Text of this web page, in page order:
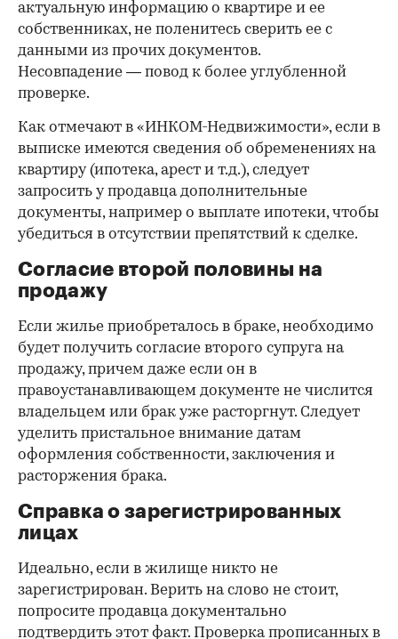
актуальную информацию о квартире и ее
собственниках, не поленитесь сверить ее с
данными из прочих документов.
Несовпадение — повод к более углубленной
проверке.
Как отмечают в «ИНКОМ-Недвижимости», если в
выписке имеются сведения об обременениях на
квартиру (ипотека, арест и т.д.), следует
запросить у продавца дополнительные
документы, например о выплате ипотеки, чтобы
убедиться в отсутствии препятствий к сделке.
Согласие второй половины на
продажу
Если жилье приобреталось в браке, необходимо
будет получить согласие второго супруга на
продажу, причем даже если он в
правоустанавливающем документе не числится
владельцем или брак уже расторгнут. Следует
уделить пристальное внимание датам
оформления собственности, заключения и
расторжения брака.
Справка о зарегистрированных
лицах
Идеально, если в жилище никто не
зарегистрирован. Верить на слово не стоит,
попросите продавца документально
подтвердить этот факт. Проверка прописанных в